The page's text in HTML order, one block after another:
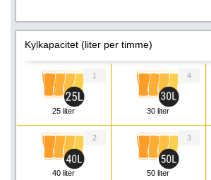
Kylkapacitet (liter per timme)
25 liter
1
30 liter
4
40 liter
2
50 liter
3